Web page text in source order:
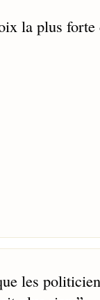
la plus forte
les